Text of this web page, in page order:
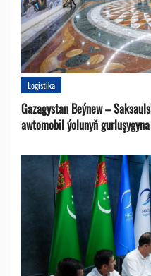
Logistika
Gazagystan Beýnew –
awtomobil ýolunyň